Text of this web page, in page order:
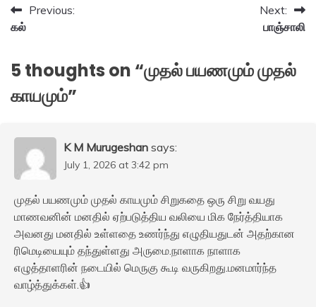
Post
navigation
Previous:
கல்
Next:
பாஞ்சாலி
5 thoughts on “முதல் பயணமும் முதல்
காயமும்”
K M Murugeshan says:
July 1, 2026 at 3:42 pm
முதல் பயணமும் முதல் காயமும் சிறுகதை ஒரு சிறு வயது
மாணவனின் மனதில் ஏற்படுத்திய வலியை மிக நேர்த்தியாக
அவனது மனதில் உள்ளதை உணர்ந்து எழுதியதுடன் அதற்கான
ரிமெடியையும் தந்துள்ளது அருமை.நாளாக நாளாக
எழுத்தாளரின் நடையில் மெருகு கூடி வருகிறது.மனமார்ந்த
வாழ்த்துக்கள்.👍